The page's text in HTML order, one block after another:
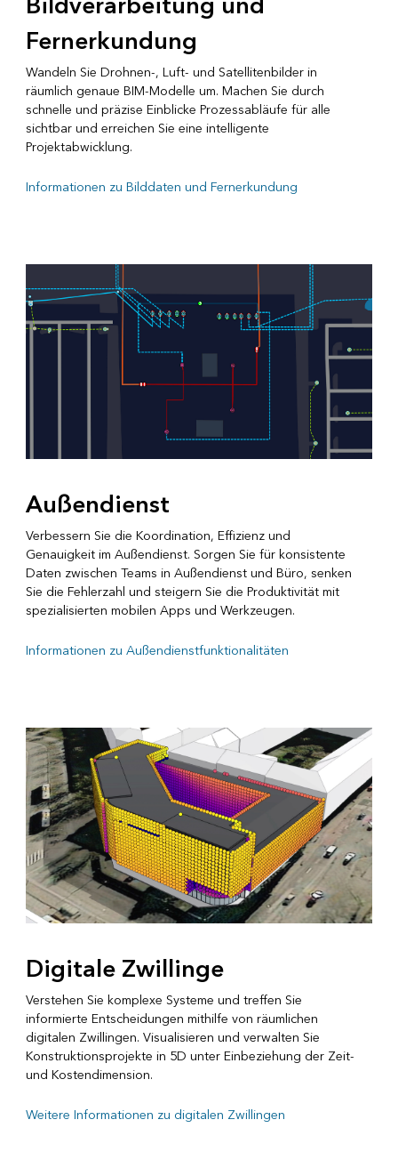
Fernerkundung
Wandeln Sie Drohnen-, Luft- und Satellitenbilder in
räumlich genaue BIM-Modelle um. Machen Sie durch
schnelle und präzise Einblicke Prozessabläufe für alle
sichtbar und erreichen Sie eine intelligente
Projektabwicklung.
Informationen zu Bilddaten und Fernerkundung
Außendienst
Verbessern Sie die Koordination, Effizienz und
Genauigkeit im Außendienst. Sorgen Sie für konsistente
Daten zwischen Teams in Außendienst und Büro, senken
Sie die Fehlerzahl und steigern Sie die Produktivität mit
spezialisierten mobilen Apps und Werkzeugen.
Informationen zu Außendienstfunktionalitäten
Digitale Zwillinge
Verstehen Sie komplexe Systeme und treffen Sie
informierte Entscheidungen mithilfe von räumlichen
digitalen Zwillingen. Visualisieren und verwalten Sie
Konstruktionsprojekte in 5D unter Einbeziehung der Zeit-
und Kostendimension.
Weitere Informationen zu digitalen Zwillingen